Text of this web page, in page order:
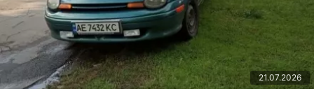
21.07.2026